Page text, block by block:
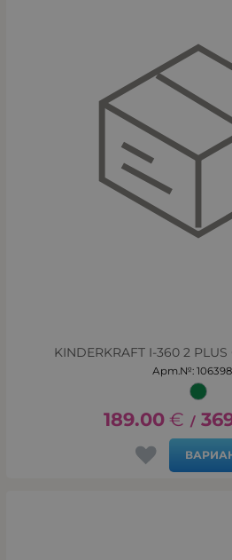
KINDERKRAFT I-360 2
Арт.№:
189.00 € /